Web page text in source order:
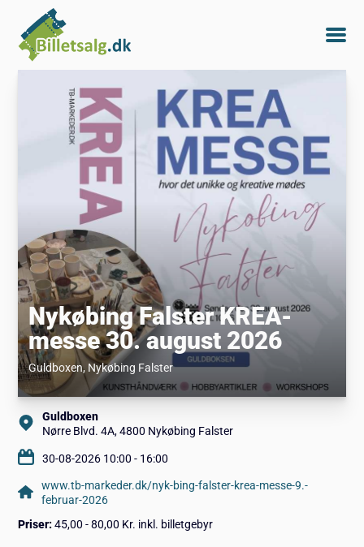
Nykøbing Falster KREA-
messe 30. august 2026
Guldboxen, Nykøbing Falster
Guldboxen
Nørre Blvd. 4A, 4800 Nykøbing Falster
30-08-2026 10:00 - 16:00
www.tb-markeder.dk/nyk-bing-falster-krea-messe-9.-
februar-2026
Priser: 45,00 - 80,00 Kr. inkl. billetgebyr